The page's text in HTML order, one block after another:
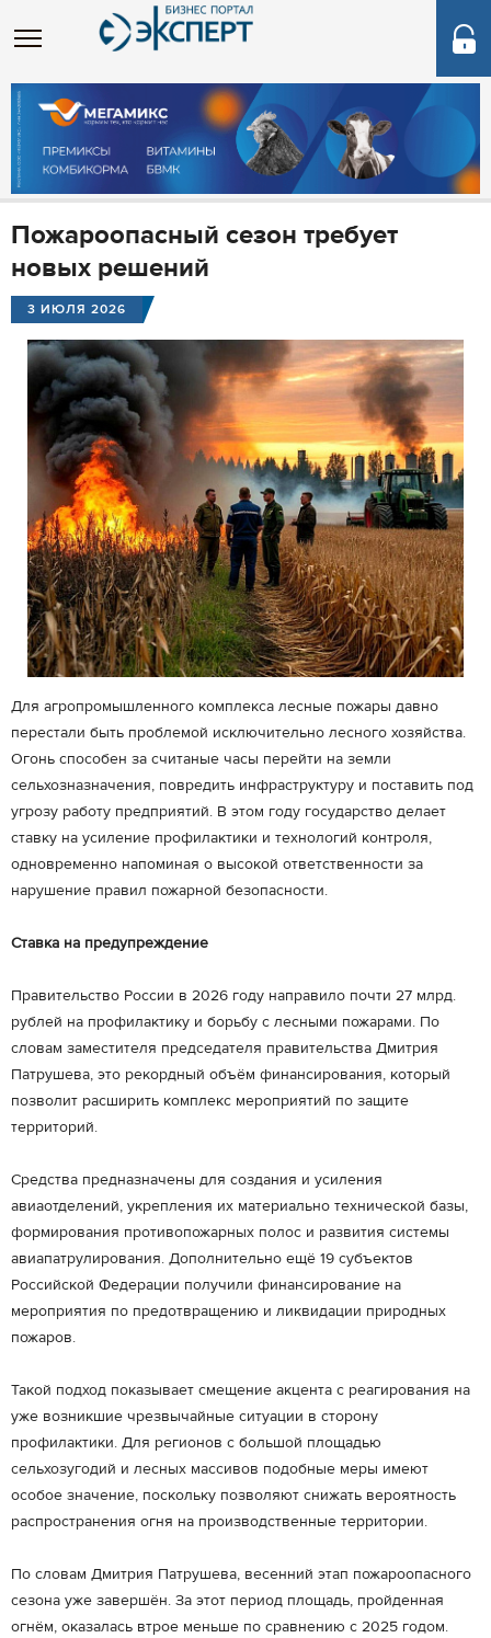
Пожароопасный сезон требует
новых решений
3 ИЮЛЯ 2026
Для агропромышленного комплекса лесные пожары давно
перестали быть проблемой исключительно лесного хозяйства.
Огонь способен за считаные часы перейти на земли
сельхозназначения, повредить инфраструктуру и поставить под
угрозу работу предприятий. В этом году государство делает
ставку на усиление профилактики и технологий контроля,
одновременно напоминая о высокой ответственности за
нарушение правил пожарной безопасности.
Ставка на предупреждение
Правительство России в 2026 году направило почти 27 млрд.
рублей на профилактику и борьбу с лесными пожарами. По
словам заместителя председателя правительства Дмитрия
Патрушева, это рекордный объём финансирования, который
позволит расширить комплекс мероприятий по защите
территорий.
Средства предназначены для создания и усиления
авиаотделений, укрепления их материально технической базы,
формирования противопожарных полос и развития системы
авиапатрулирования. Дополнительно ещё 19 субъектов
Российской Федерации получили финансирование на
мероприятия по предотвращению и ликвидации природных
пожаров.
Такой подход показывает смещение акцента с реагирования на
уже возникшие чрезвычайные ситуации в сторону
профилактики. Для регионов с большой площадью
сельхозугодий и лесных массивов подобные меры имеют
особое значение, поскольку позволяют снижать вероятность
распространения огня на производственные территории.
По словам Дмитрия Патрушева, весенний этап пожароопасного
сезона уже завершён. За этот период площадь, пройденная
огнём, оказалась втрое меньше по сравнению с 2025 годом.